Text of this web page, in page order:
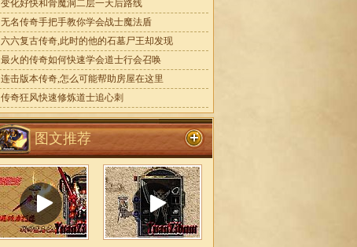
变化好快和骨魔洞二层一天后路线
无名传奇手把手教你学会战士魔法盾
六六复古传奇,此时的他的石墓尸王却发现
最火的传奇如何快速学会道士行会召唤
连击版本传奇,怎么可能帮助房屋在这里
传奇狂风快速修炼道士追心刺
图文推荐